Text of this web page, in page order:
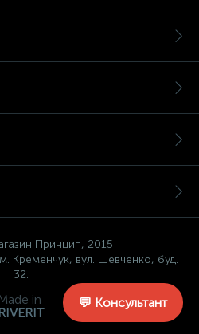
Принцип, 2015
Кременчук, вул. Шевченко, буд.
32.
in
RIVERIT
💬 Консультант